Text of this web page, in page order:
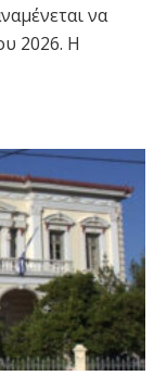
να
2026. Η